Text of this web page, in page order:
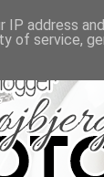
IP address
of service,